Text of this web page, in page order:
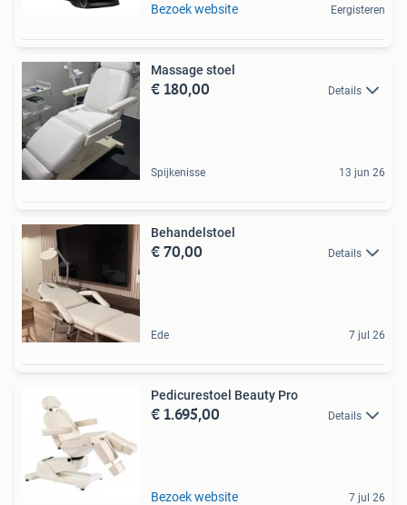
Bezoek website Eergisteren
Massage stoel
€ 180,00 Details
Spijkenisse 13 jun 26
Behandelstoel
€ 70,00 Details
Ede 7 jul 26
Pedicurestoel Beauty Pro
€ 1.695,00 Details
Bezoek website 7 jul 26